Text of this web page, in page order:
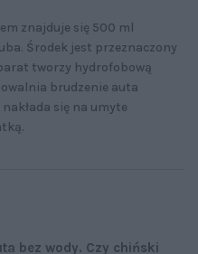
znajduje się 500 ml
Środek jest przeznaczony
tworzy hydrofobową
brudzenie auta
się na umyte
bez wody. Czy chiński